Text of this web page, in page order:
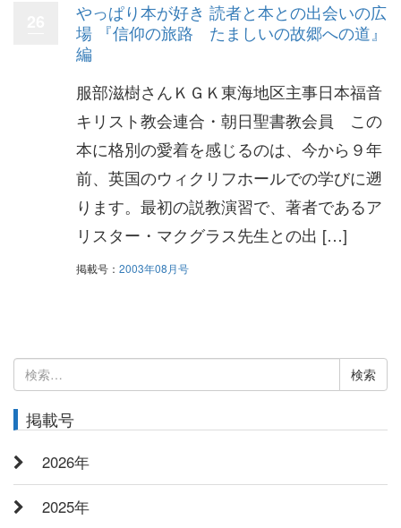
やっぱり本が好き 読者と本との出会いの広
場 『信仰の旅路 たましいの故郷への道』
編
服部滋樹さんＫＧＫ東海地区主事日本福音
キリスト教会連合・朝日聖書教会員 この
本に格別の愛着を感じるのは、今から９年
前、英国のウィクリフホールでの学びに遡
ります。最初の説教演習で、著者であるア
リスター・マクグラス先生との出 […]
掲載号： 2003年08月号
検
索:
掲載号
2026年
2025年